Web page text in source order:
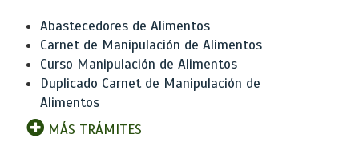
Abastecedores de Alimentos
Carnet de Manipulación de Alimentos
Curso Manipulación de Alimentos
Duplicado Carnet de Manipulación de
Alimentos
MÁS TRÁMITES